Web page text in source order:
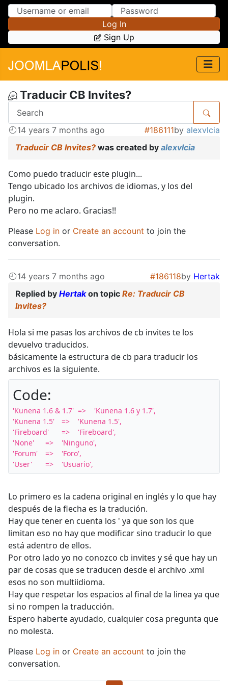
Skip to Content
Skip to Menu
Log In
Sign Up
Traducir CB Invites?
14 years 7 months ago #186111by alexvlcia
Traducir CB Invites? was created by alexvlcia
Como puedo traducir este plugin...
Tengo ubicado los archivos de idiomas, y los del
plugin.
Pero no me aclaro. Gracias!!
Please Log in or Create an account to join the
conversation.
14 years 7 months ago #186118by Hertak
Replied by Hertakon topic Re: Traducir CB
Invites?
Hola si me pasas los archivos de cb invites te los
devuelvo traducidos.
básicamente la estructura de cb para traducir los
archivos es la siguiente.
Code:
'Kunena 1.6 & 1.7'	=>	'Kunena 1.6 y 1.7',
'Kunena 1.5'	=>	'Kunena 1.5',
'Fireboard'	=>	'Fireboard',
'None'	=>	'Ninguno',
'Forum'	=>	'Foro',
'User'	=>	'Usuario',
Lo primero es la cadena original en inglés y lo que hay
después de la flecha es la tradución.
Hay que tener en cuenta los ' ya que son los que
limitan eso no hay que modificar sino traducir lo que
está adentro de ellos.
Por otro lado yo no conozco cb invites y sé que hay un
par de cosas que se traducen desde el archivo .xml
esos no son multiidioma.
Hay que respetar los espacios al final de la linea ya que
si no rompen la traducción.
Espero haberte ayudado, cualquier cosa pregunta que
no molesta.
Please Log in or Create an account to join the
conversation.